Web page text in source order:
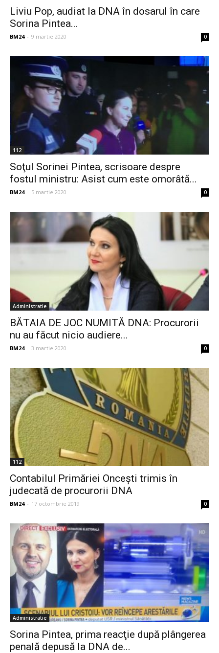
Liviu Pop, audiat la DNA în dosarul în care
Sorina Pintea...
BM24 - 9 martie 2020 0
112
Soţul Sorinei Pintea, scrisoare despre
fostul ministru: Asist cum este omorâtă...
BM24 - 5 martie 2020 0
Administratie
BĂTAIA DE JOC NUMITĂ DNA: Procurorii
nu au făcut nicio audiere...
BM24 - 3 martie 2020 0
112
Contabilul Primăriei Oncești trimis în
judecată de procurorii DNA
BM24 - 17 octombrie 2019 0
Administratie
Sorina Pintea, prima reacţie după plângerea
penală depusă la DNA de...